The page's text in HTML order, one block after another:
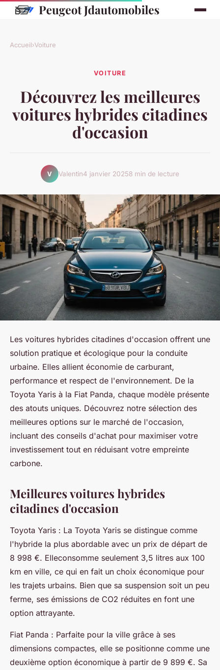
Peugeot Jdautomobiles
Accueil›Voiture
VOITURE
Découvrez les meilleures
voitures hybrides citadines
d'occasion
V Valentin4 janvier 20258 min de lecture
Les voitures hybrides citadines d'occasion offrent une
solution pratique et écologique pour la conduite
urbaine. Elles allient économie de carburant,
performance et respect de l'environnement. De la
Toyota Yaris à la Fiat Panda, chaque modèle présente
des atouts uniques. Découvrez notre sélection des
meilleures options sur le marché de l'occasion,
incluant des conseils d'achat pour maximiser votre
investissement tout en réduisant votre empreinte
carbone.
Meilleures voitures hybrides
citadines d'occasion
Toyota Yaris : La Toyota Yaris se distingue comme
l'hybride la plus abordable avec un prix de départ de
8 998 €. Elleconsomme seulement 3,5 litres aux 100
km en ville, ce qui en fait un choix économique pour
les trajets urbains. Bien que sa suspension soit un peu
ferme, ses émissions de CO2 réduites en font une
option attrayante.
Fiat Panda : Parfaite pour la ville grâce à ses
dimensions compactes, elle se positionne comme une
deuxième option économique à partir de 9 899 €. Sa